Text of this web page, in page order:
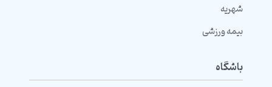
شهریه
بیمه ورزشی
باشگاه